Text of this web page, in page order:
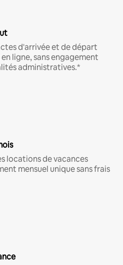
d'arrivée et de départ
ligne, sans engagement
administratives.*
locations de vacances
mensuel unique sans frais